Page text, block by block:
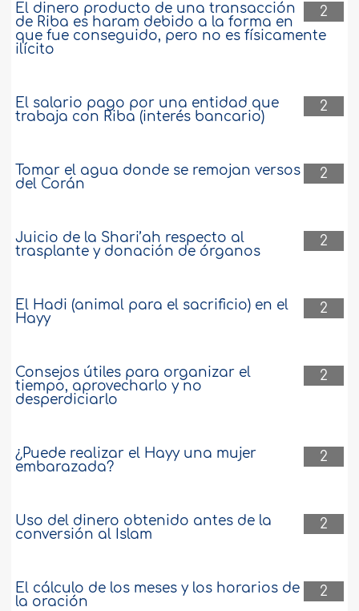
2
El dinero producto de una transacción
de Riba es haram debido a la forma en
que fue conseguido, pero no es físicamente
ilícito
2
El salario pago por una entidad que
trabaja con Riba (interés bancario)
2
Tomar el agua donde se remojan versos
del Corán
2
Juicio de la Shari’ah respecto al
trasplante y donación de órganos
2
El Hadi (animal para el sacrificio) en el
Hayy
2
Consejos útiles para organizar el
tiempo, aprovecharlo y no
desperdiciarlo
2
¿Puede realizar el Hayy una mujer
embarazada?
2
Uso del dinero obtenido antes de la
conversión al Islam
2
El cálculo de los meses y los horarios de
la oración